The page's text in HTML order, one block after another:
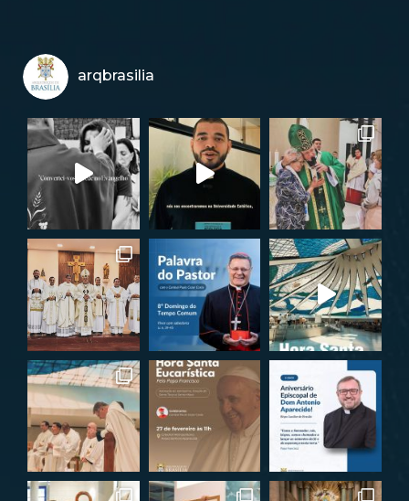
arqbrasilia